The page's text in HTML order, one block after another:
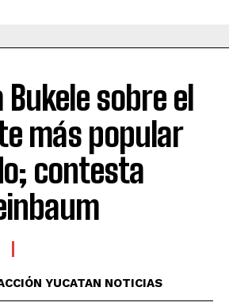
sobre el
más popular
contesta
YUCATAN NOTICIAS